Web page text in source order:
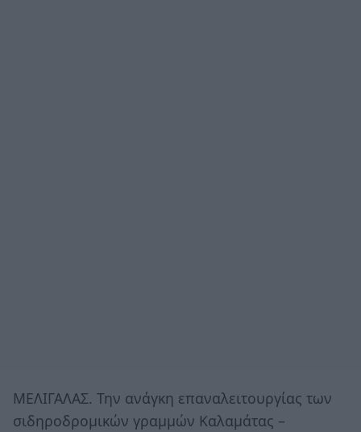
ΜΕΛΙΓΑΛΑΣ. Την ανάγκη επαναλειτουργίας των
σιδηροδρομικών γραμμών Καλαμάτας –